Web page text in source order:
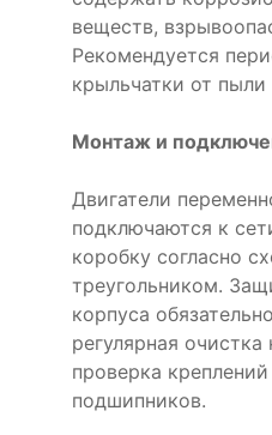
веществ,
Рекомендуется
крыльчатки от пыли
Монтаж и
Двигатели
подключаются к
коробку согласно
треугольником.
корпуса
регулярная очистка
проверка
подшипников.